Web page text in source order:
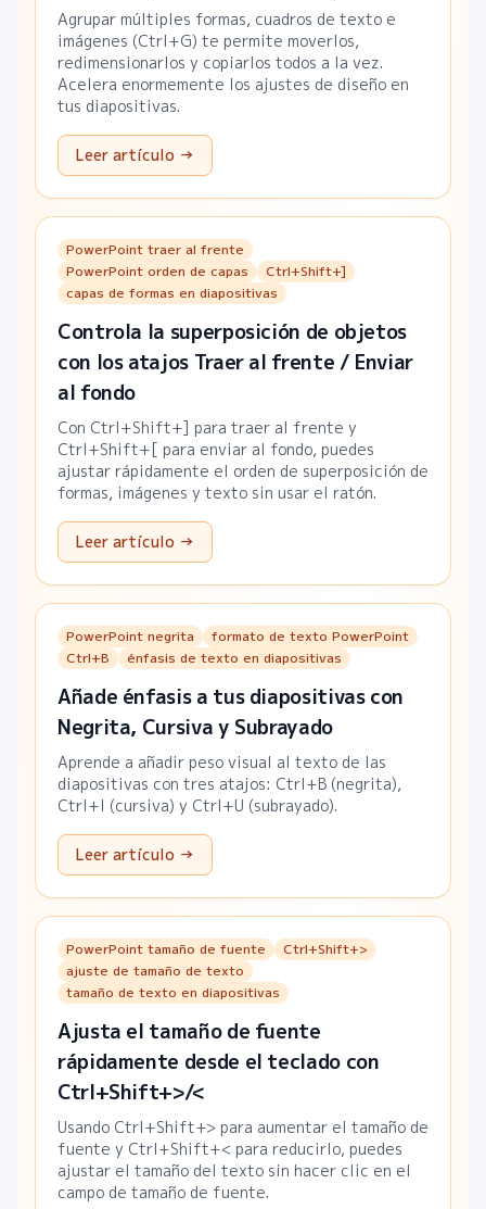
Agrupar múltiples formas, cuadros de texto e
imágenes (Ctrl+G) te permite moverlos,
redimensionarlos y copiarlos todos a la vez.
Acelera enormemente los ajustes de diseño en
tus diapositivas.
Leer artículo →
PowerPoint traer al frente
PowerPoint orden de capas
Ctrl+Shift+]
capas de formas en diapositivas
Controla la superposición de objetos
con los atajos Traer al frente / Enviar
al fondo
Con Ctrl+Shift+] para traer al frente y
Ctrl+Shift+[ para enviar al fondo, puedes
ajustar rápidamente el orden de superposición de
formas, imágenes y texto sin usar el ratón.
Leer artículo →
PowerPoint negrita
formato de texto PowerPoint
Ctrl+B
énfasis de texto en diapositivas
Añade énfasis a tus diapositivas con
Negrita, Cursiva y Subrayado
Aprende a añadir peso visual al texto de las
diapositivas con tres atajos: Ctrl+B (negrita),
Ctrl+I (cursiva) y Ctrl+U (subrayado).
Leer artículo →
PowerPoint tamaño de fuente
Ctrl+Shift+>
ajuste de tamaño de texto
tamaño de texto en diapositivas
Ajusta el tamaño de fuente
rápidamente desde el teclado con
Ctrl+Shift+>/<
Usando Ctrl+Shift+> para aumentar el tamaño de
fuente y Ctrl+Shift+< para reducirlo, puedes
ajustar el tamaño del texto sin hacer clic en el
campo de tamaño de fuente.